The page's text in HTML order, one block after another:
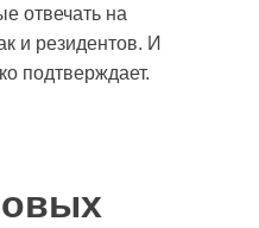
отвечать на
и резидентов. И
подтверждает.